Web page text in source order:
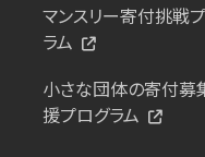
マンスリー寄付挑戦
ラム
小さな団体の寄付募
援プログラム